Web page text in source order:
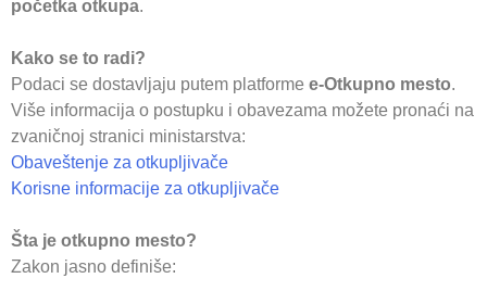
početka otkupa.
Kako se to radi?
Podaci se dostavljaju putem platforme e-Otkupno mesto.
Više informacija o postupku i obavezama možete pronaći na
zvaničnoj stranici ministarstva:
Obaveštenje za otkupljivače
Korisne informacije za otkupljivače
Šta je otkupno mesto?
Zakon jasno definiše: